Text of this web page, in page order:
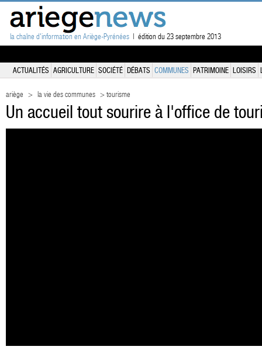
la chaîne d'information en Ariège-Pyrénées | édition du 23 septembre 2013
ACTUALITÉS AGRICULTURE SOCIÉTÉ DÉBATS COMMUNES PATRIMOINE LOISIRS
ariège > la vie des communes > tourisme
Un accueil tout sourire à l'office de